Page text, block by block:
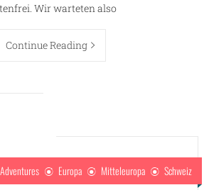
Wir warteten also
Continue Reading
Adventures Europa Mitteleuropa Schweiz